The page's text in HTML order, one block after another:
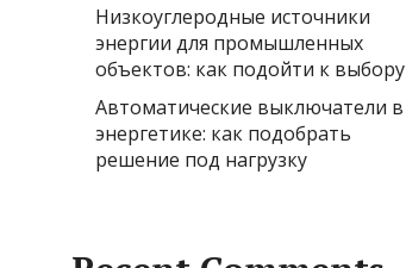
Низкоуглеродные источники
энергии для промышленных
объектов: как подойти к выбору
Автоматические выключатели в
энергетике: как подобрать
решение под нагрузку